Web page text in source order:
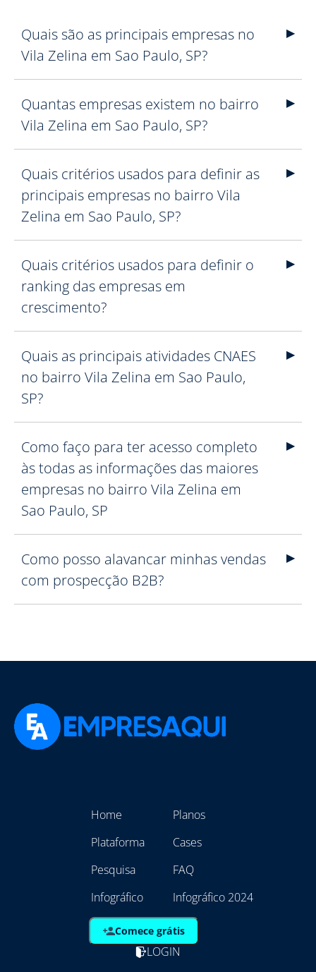
Quais são as principais empresas no
Vila Zelina em Sao Paulo, SP?
Quantas empresas existem no bairro
Vila Zelina em Sao Paulo, SP?
Quais critérios usados para definir as
principais empresas no bairro Vila
Zelina em Sao Paulo, SP?
Quais critérios usados para definir o
ranking das empresas em
crescimento?
Quais as principais atividades CNAES
no bairro Vila Zelina em Sao Paulo,
SP?
Como faço para ter acesso completo
às todas as informações das maiores
empresas no bairro Vila Zelina em
Sao Paulo, SP
Como posso alavancar minhas vendas
com prospecção B2B?
Home
Plataforma
Pesquisa
Infográfico
Planos
Cases
FAQ
Infográfico 2024
Comece grátis
LOGIN